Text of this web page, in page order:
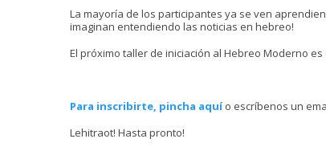
La mayoría de los participantes ya se ven
imaginan entendiendo las noticias en hebreo!
El próximo taller de iniciación al Hebreo Moderno es
Para inscribirte, pincha aquío escríbenos un
Lehitraot! Hasta pronto!